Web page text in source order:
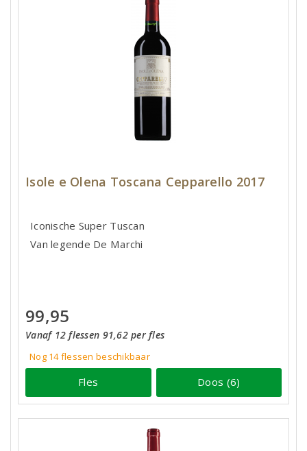
Isole e Olena Toscana Cepparello 2017
Iconische Super Tuscan
Van legende De Marchi
99,95
Vanaf 12 flessen 91,62 per fles
Nog 14flessenbeschikbaar
Fles Doos (6)